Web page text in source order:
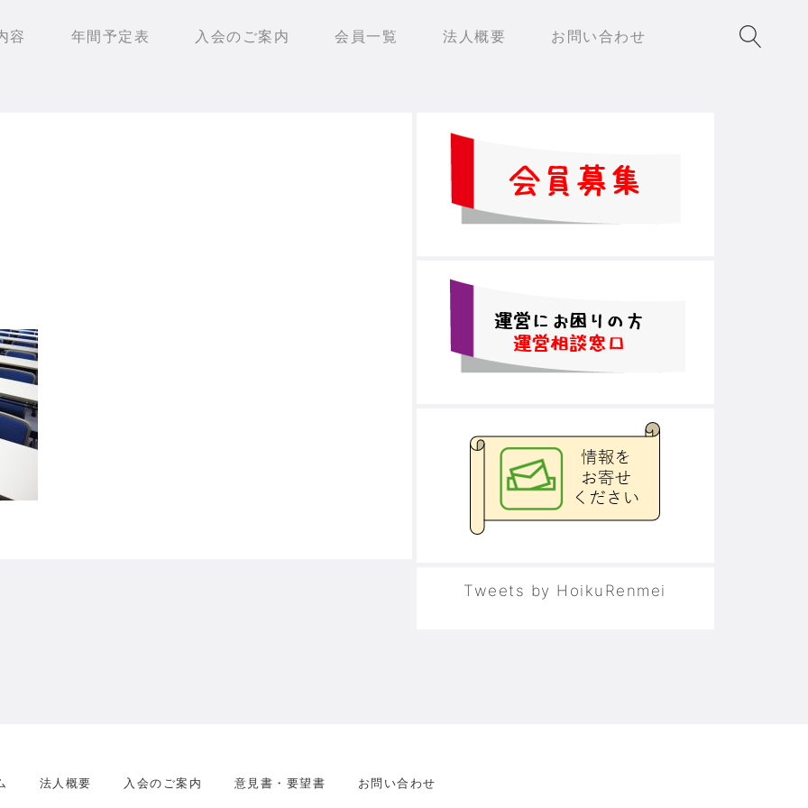
容 年間予定表 入会のご案内 会員一覧 法人概要 お問い合わせ
Tweets by HoikuRenmei
法人概要 入会のご案内 意見書・要望書 お問い合わせ